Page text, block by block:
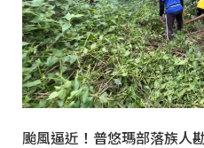
颱風逼近！普悠瑪部落族人